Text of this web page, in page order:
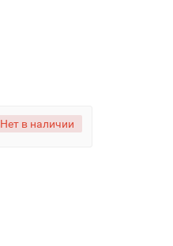
Нет в наличии